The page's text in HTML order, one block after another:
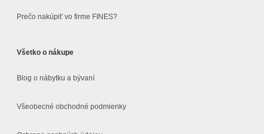
Prečo nakúpiť vo firme FINES?
Všetko o nákupe
Blog o nábytku a bývaní
Všeobecné obchodné podmienky